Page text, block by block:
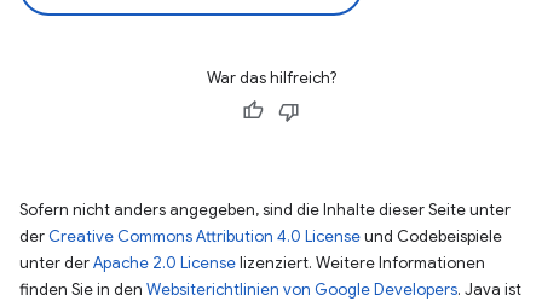
War das hilfreich?
Sofern nicht anders angegeben, sind die Inhalte dieser Seite unter
der Creative Commons Attribution 4.0 Licenseund Codebeispiele
unter derApache 2.0 Licenselizenziert. Weitere Informationen
finden Sie in den Websiterichtlinien von Google Developers. Java ist